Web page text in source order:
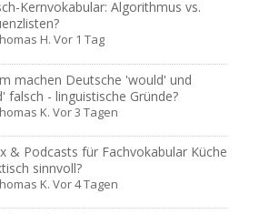
Kernvokabular: Algorithmus vs.
H. Vor 1 Tag
machen Deutsche 'would' und
falsch - linguistische Gründe?
K. Vor 3 Tagen
& Podcasts für Fachvokabular Küche
sinnvoll?
K. Vor 4 Tagen